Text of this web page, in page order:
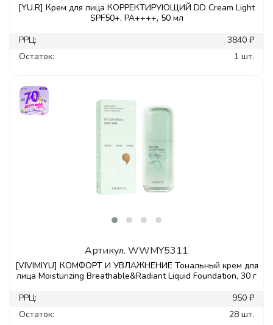
[YU.R] Крем для лица КОРРЕКТИРУЮЩИЙ DD Cream Light
SPF50+, PA++++, 50 мл
РРЦ:
3840 ₽
Остаток:
1 шт.
Артикул. WWMY5311
[VIVIMIYU] КОМФОРТ И УВЛАЖНЕНИЕ Тональный крем для
лица Moisturizing Breathable&Radiant Liquid Foundation, 30 г
РРЦ:
950 ₽
Остаток:
28 шт.